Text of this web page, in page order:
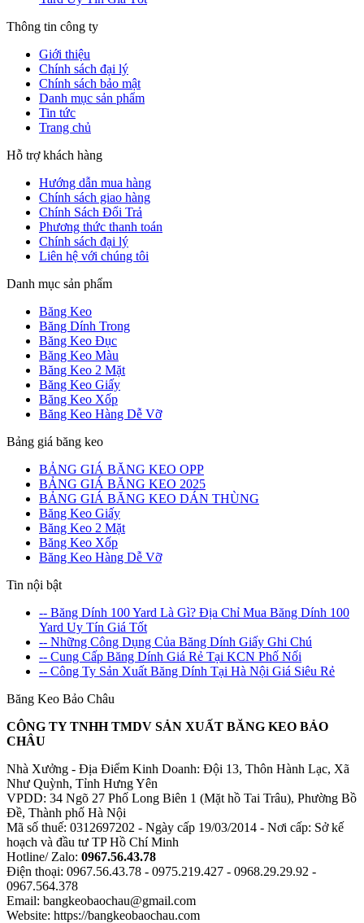
Thông tin công ty
Giới thiệu
Chính sách đại lý
Chính sách bảo mật
Danh mục sản phẩm
Tin tức
Trang chủ
Hỗ trợ khách hàng
Hướng dẫn mua hàng
Chính sách giao hàng
Chính Sách Đổi Trả
Phương thức thanh toán
Chính sách đại lý
Liên hệ với chúng tôi
Danh mục sản phẩm
Băng Keo
Băng Dính Trong
Băng Keo Đục
Băng Keo Màu
Băng Keo 2 Mặt
Băng Keo Giấy
Băng Keo Xốp
Băng Keo Hàng Dễ Vỡ
Bảng giá băng keo
BẢNG GIÁ BĂNG KEO OPP
BẢNG GIÁ BĂNG KEO 2025
BẢNG GIÁ BĂNG KEO DÁN THÙNG
Băng Keo Giấy
Băng Keo 2 Mặt
Băng Keo Xốp
Băng Keo Hàng Dễ Vỡ
Tin nội bật
-- Băng Dính 100 Yard Là Gì? Địa Chỉ Mua Băng Dính 100
Yard Uy Tín Giá Tốt
-- Những Công Dụng Của Băng Dính Giấy Ghi Chú
-- Cung Cấp Băng Dính Giá Rẻ Tại KCN Phố Nối
-- Công Ty Sản Xuất Băng Dính Tại Hà Nội Giá Siêu Rẻ
Băng Keo Bảo Châu
CÔNG TY TNHH TMDV SẢN XUẤT BĂNG KEO BẢO
CHÂU
Nhà Xưởng - Địa Điểm Kinh Doanh: Đội 13, Thôn Hành Lạc, Xã
Như Quỳnh, Tỉnh Hưng Yên
VPDD: 34 Ngõ 27 Phố Long Biên 1 (Mặt hồ Tai Trâu), Phường Bồ
Đề, Thành phố Hà Nội
Mã số thuế: 0312697202 - Ngày cấp 19/03/2014 - Nơi cấp: Sở kế
hoạch và đầu tư TP Hồ Chí Minh
Hotline/ Zalo: 0967.56.43.78
Điện thoại: 0967.56.43.78 - 0975.219.427 - 0968.29.29.92 -
0967.564.378
Email: bangkeobaochau@gmail.com
Website: https://bangkeobaochau.com